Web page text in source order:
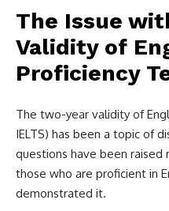
The Issue
Validity of
Proficiency
The two-year validity of
IELTS) has been a topic of
questions have been raised
those who are proficient in
demonstrated it.